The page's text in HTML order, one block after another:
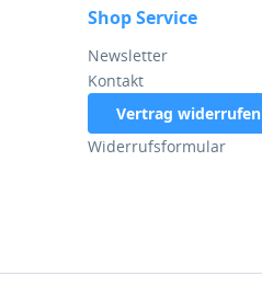
Shop Service
Newsletter
Kontakt
Vertrag widerrufen
Widerrufsformular